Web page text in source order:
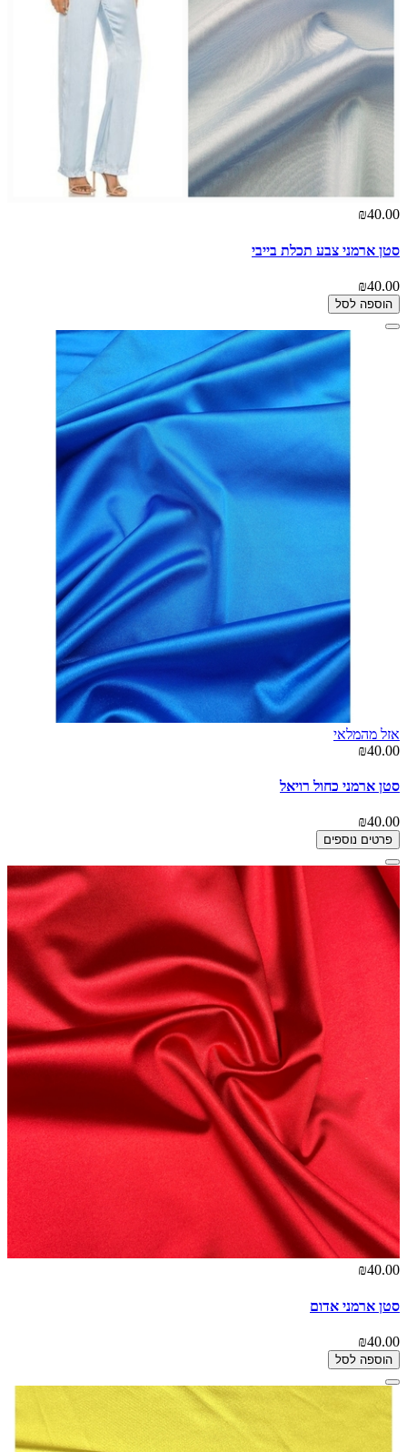
₪40.00
סטן ארמני צבע תכלת בייבי
₪40.00
הוספה לסל
אזל מהמלאי
₪40.00
סטן ארמני כחול רויאל
₪40.00
פרטים נוספים
₪40.00
סטן ארמני אדום
₪40.00
הוספה לסל